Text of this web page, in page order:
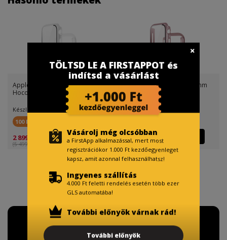
Apple Watch 7/Watch 8 41mm
Hoco WS3 Shadow tok beé
Készletinfó:
100 FirstPont
2 899 Ft
(5 499 Ft )
Apple Watch 7/Watch 8 45mm
Hoco WS3 Shadow tok beé
Készletinfó:
2 899 Ft
(5 499 Ft )
TÖLTSD LE A FIRSTAPPOT és
indítsd a vásárlást
Vásárolj még olcsóbban
a FirstApp alkalmazással, mert most
regisztrációkor 1.000 Ft kezdőegyenleget
kapsz, amit azonnal felhasználhatsz!
Ingyenes szállítás
4.000 Ft feletti rendelés esetén több ezer
GLS automatába!
További előnyök várnak rád!
További előnyök